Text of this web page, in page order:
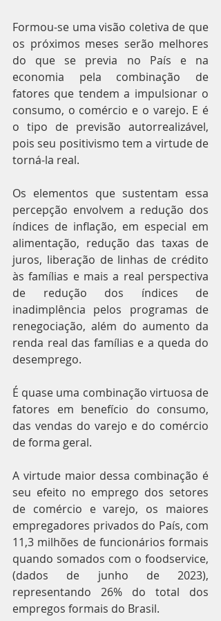
Formou-se uma visão coletiva de que
os próximos meses serão melhores
do que se previa no País e na
economia pela combinação de
fatores que tendem a impulsionar o
consumo, o comércio e o varejo. E é
o tipo de previsão autorrealizável,
pois seu positivismo tem a virtude de
torná-la real.
Os elementos que sustentam essa
percepção envolvem a redução dos
índices de inflação, em especial em
alimentação, redução das taxas de
juros, liberação de linhas de crédito
às famílias e mais a real perspectiva
de redução dos índices de
inadimplência pelos programas de
renegociação, além do aumento da
renda real das famílias e a queda do
desemprego.
É quase uma combinação virtuosa de
fatores em benefício do consumo,
das vendas do varejo e do comércio
de forma geral.
A virtude maior dessa combinação é
seu efeito no emprego dos setores
de comércio e varejo, os maiores
empregadores privados do País, com
11,3 milhões de funcionários formais
quando somados com o foodservice,
(dados de junho de 2023),
representando 26% do total dos
empregos formais do Brasil.